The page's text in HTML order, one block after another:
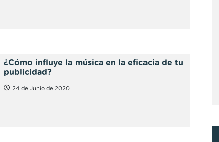
¿Cómo influye la música en la eficacia de tu
publicidad?
24 de Junio de 2020